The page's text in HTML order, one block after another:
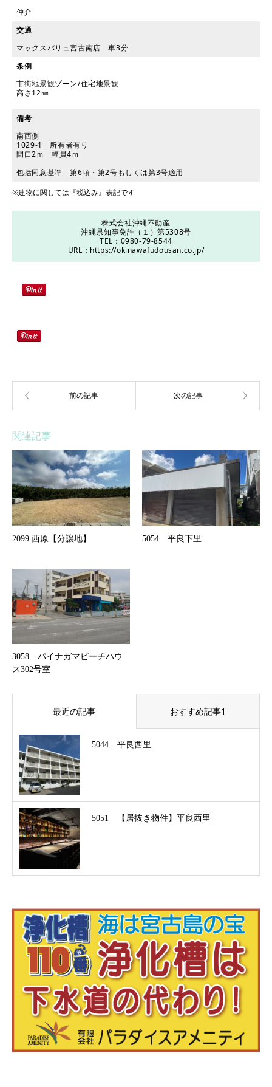
仲介
交通
マックスバリュ宮古南店 車3分
条例
市街地景観ゾーン/住宅地景観
高さ12㎜
備考
南西側
1029-1 所有者有り
間口2ｍ 幅員4ｍ
包括同意基準 第6項・第2号もしくは第3号適用
※建物に関しては『税込み』表記です
株式会社沖縄不動産
沖縄県知事免許（１）第5308号
TEL：0980-79-8544
URL： https://okinawafudousan.co.jp/
関連記事
2099 西原【分譲地】 5054 平良下里
3058 パイナガマビーチハウ
ス302号室
最近の記事 おすすめ記事1
5044 平良西里
5051 【居抜き物件】平良西里